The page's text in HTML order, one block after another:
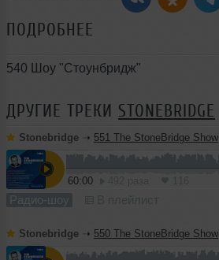
ПОДРОБНЕЕ
540 Шоу "Стоунбридж"
ДРУГИЕ ТРЕКИ STONEBRIDGE
Stonebridge ➝ 551 The StoneBridge Show
60:00
Радио-шоу
Stonebridge ➝ 550 The StoneBridge Show